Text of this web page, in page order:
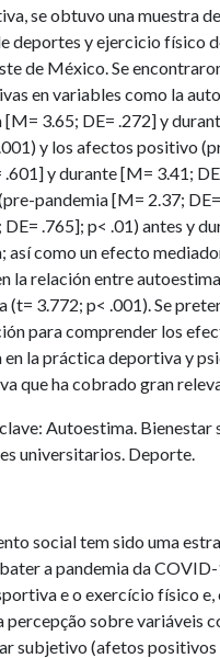
se obtuvo una muestra
deportes y ejercicio físico
de México. Se
en variables como la
[M= 3.65; DE= .272] y
y los afectos positivo
.601] y durante [M= 3.41;
pandemia [M= 2.37;
.765]; p< .01) antes y
así como un efecto
la relación entre
(t= 3.772; p< .001). Se
para comprender los
en la práctica deportiva y
que ha cobrado gran
Autoestima. Bienestar
universitarios. Deporte.
social tem sido uma
a pandemia da
e o exercício físico e,
percepção sobre variáveis
subjetivo (afetos positivos